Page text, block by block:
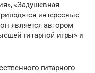
«Задушев­ная
ин­тересные
яв­ляется автором
гитарной игры» и
ги­тарного